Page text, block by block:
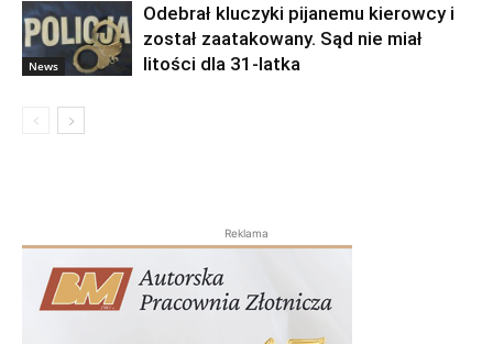
News
Odebrał kluczyki pijanemu kierowcy i
został zaatakowany. Sąd nie miał
litości dla 31-latka
Reklama